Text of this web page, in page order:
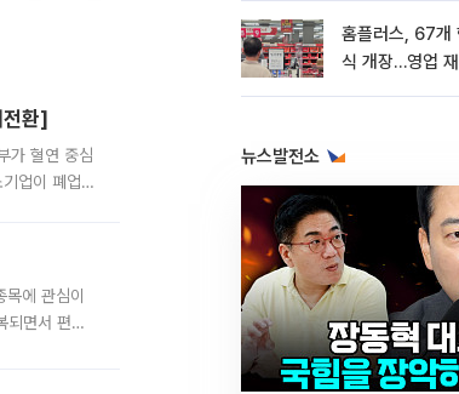
환]
가 혈연 중심
업이 폐업
에 관심이
되면서 편입
홈플러스, 67개
식 개장…영업
뉴스발전소